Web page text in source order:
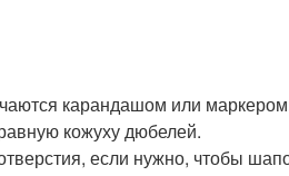
карандашом или
кожуху дюбелей.
если нужно, чтобы